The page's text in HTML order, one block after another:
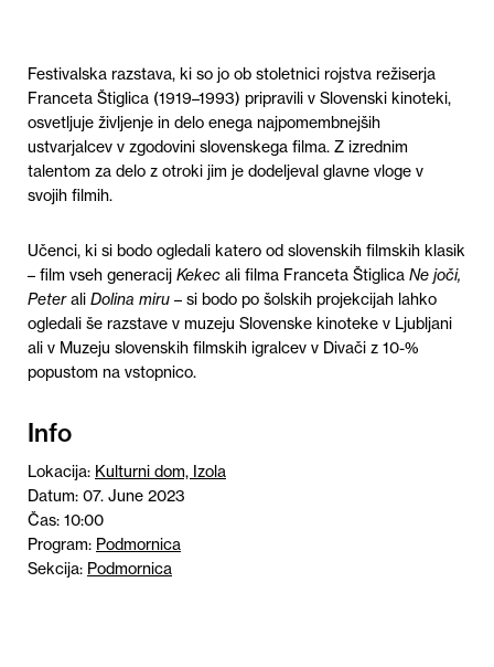
Festivalska razstava, ki so jo ob stoletnici rojstva režiserja
Franceta Štiglica (1919–1993) pripravili v Slovenski kinoteki,
osvetljuje življenje in delo enega najpomembnejših
ustvarjalcev v zgodovini slovenskega filma. Z izrednim
talentom za delo z otroki jim je dodeljeval glavne vloge v
svojih filmih.
Učenci, ki si bodo ogledali katero od slovenskih filmskih klasik
– film vseh generacij Kekec ali filma Franceta Štiglica Ne joči,
Peterali Dolina miru – si bodo po šolskih projekcijah lahko
ogledali še razstave v muzeju Slovenske kinoteke v Ljubljani
ali v Muzeju slovenskih filmskih igralcev v Divači z 10-%
popustom na vstopnico.
Info
Lokacija: Kulturni dom, Izola
Datum: 07. June 2023
Čas: 10:00
Program: Podmornica
Sekcija: Podmornica